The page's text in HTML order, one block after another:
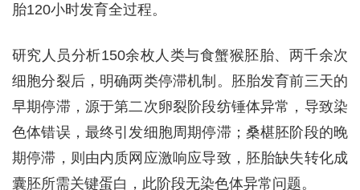
胎120小时发育全过程。
研究人员分析150余枚人类与食蟹猴胚胎、两千余次
细胞分裂后，明确两类停滞机制。胚胎发育前三天的
早期停滞，源于第二次卵裂阶段纺锤体异常，导致染
色体错误，最终引发细胞周期停滞；桑椹胚阶段的晚
期停滞，则由内质网应激响应导致，胚胎缺失转化成
囊胚所需关键蛋白，此阶段无染色体异常问题。